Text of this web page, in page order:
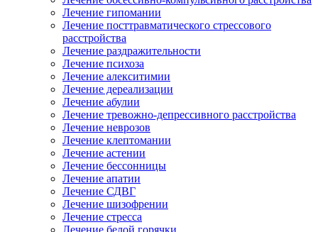
Лечение гипомании
Лечение посттравматического стрессового
расстройства
Лечение раздражительности
Лечение психоза
Лечение алекситимии
Лечение дереализации
Лечение абулии
Лечение тревожно-депрессивного расстройства
Лечение неврозов
Лечение клептомании
Лечение астении
Лечение бессонницы
Лечение апатии
Лечение СДВГ
Лечение шизофрении
Лечение стресса
Лечение белой горячки